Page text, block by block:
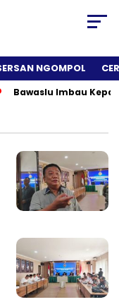
NGOMPOL
Imbau Kepala